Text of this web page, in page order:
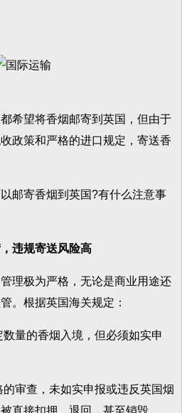
望将香烟邮寄到英国，但由于
政策和严格的进口规定，寄送香
寄香烟到英国?有什么注意事
违规寄送风险高
极为严格，无论是商业用途还
。根据英国海关规定：
的香烟入境，但必须如实申
查，未如实申报或违反英国烟